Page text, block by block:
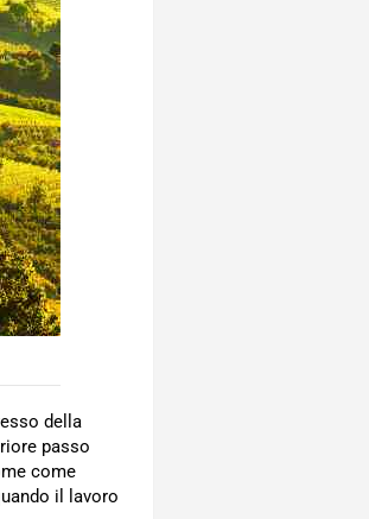
della
passo
come
il lavoro